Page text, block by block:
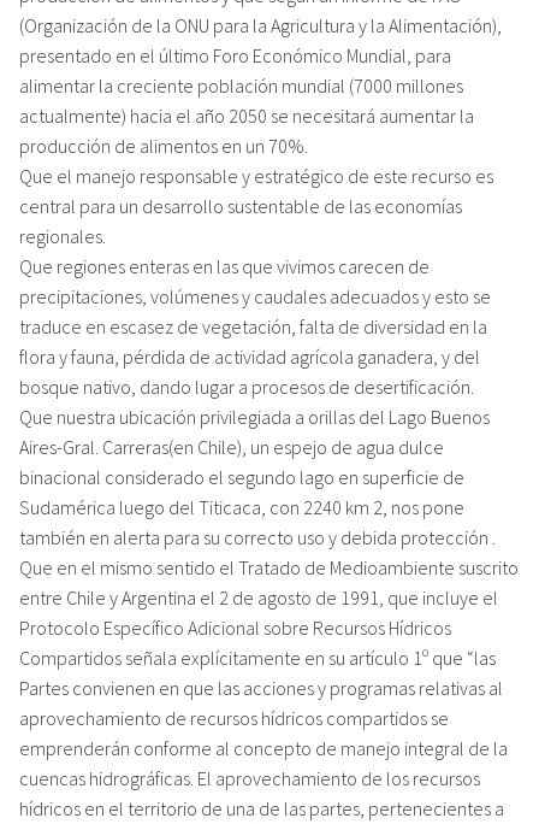
(Organización de la ONU para la Agricultura y la Alimentación),
presentado en el último Foro Económico Mundial, para
alimentar la creciente población mundial (7000 millones
actualmente) hacia el año 2050 se necesitará aumentar la
producción de alimentos en un 70%.
Que el manejo responsable y estratégico de este recurso es
central para un desarrollo sustentable de las economías
regionales.
Que regiones enteras en las que vivimos carecen de
precipitaciones, volúmenes y caudales adecuados y esto se
traduce en escasez de vegetación, falta de diversidad en la
flora y fauna, pérdida de actividad agrícola ganadera, y del
bosque nativo, dando lugar a procesos de desertificación.
Que nuestra ubicación privilegiada a orillas del Lago Buenos
Aires-Gral. Carreras(en Chile), un espejo de agua dulce
binacional considerado el segundo lago en superficie de
Sudamérica luego del Titicaca, con 2240 km 2, nos pone
también en alerta para su correcto uso y debida protección .
Que en el mismo sentido el Tratado de Medioambiente suscrito
entre Chile y Argentina el 2 de agosto de 1991, que incluye el
Protocolo Específico Adicional sobre Recursos Hídricos
Compartidos señala explícitamente en su artículo 1º que “las
Partes convienen en que las acciones y programas relativas al
aprovechamiento de recursos hídricos compartidos se
emprenderán conforme al concepto de manejo integral de la
cuencas hidrográficas. El aprovechamiento de los recursos
hídricos en el territorio de una de las partes, pertenecientes a